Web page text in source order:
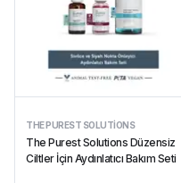
THE PUREST SOLUTIONS
The Purest Solutions Düzensiz
Ciltler İçin Aydınlatıcı Bakım Seti